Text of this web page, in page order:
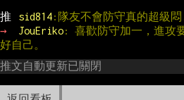
推 sid814:隊友不會防守真的超級
→
JouEriko: 喜歡防守加一，進攻
好自己。
推文自動更新已關閉